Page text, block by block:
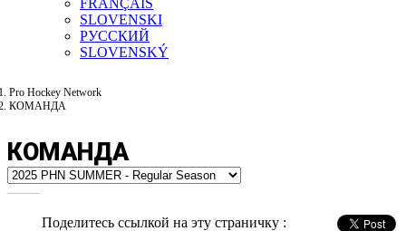
FRANÇAIS
SLOVENSKI
РУССКИЙ
SLOVENSKÝ
Pro Hockey Network
КОМАНДА
КОМАНДА
Поделитесь ссылкой на эту страничку :